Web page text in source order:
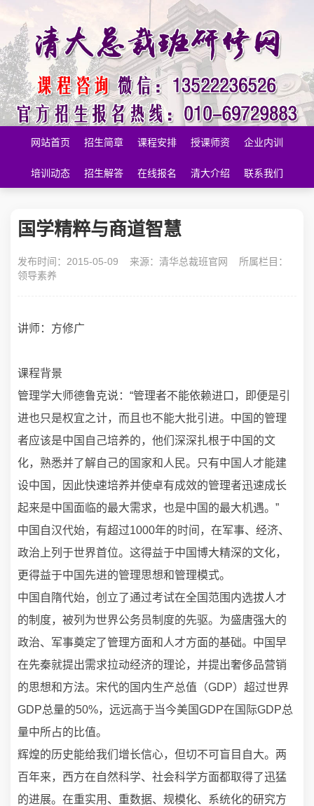
网站首页 招生简章 课程安排 授课师资 企业内训
培训动态 招生解答 在线报名 清大介绍 联系我们
国学精粹与商道智慧
发布时间：2015-05-09 来源： 清华总裁班官网
所属栏目：
领导素养
讲师：方修广
课程背景
管理学大师德鲁克说：“管理者不能依赖进口，即便是引
进也只是权宜之计，而且也不能大批引进。中国的管理
者应该是中国自己培养的，他们深深扎根于中国的文
化，熟悉并了解自己的国家和人民。只有中国人才能建
设中国，因此快速培养并使卓有成效的管理者迅速成长
起来是中国面临的最大需求，也是中国的最大机遇。”
中国自汉代始，有超过1000年的时间，在军事、经济、
政治上列于世界首位。这得益于中国博大精深的文化，
更得益于中国先进的管理思想和管理模式。
中国自隋代始，创立了通过考试在全国范围内选拔人才
的制度，被列为世界公务员制度的先驱。为盛唐强大的
政治、军事奠定了管理方面和人才方面的基础。中国早
在先秦就提出需求拉动经济的理论，并提出奢侈品营销
的思想和方法。宋代的国内生产总值（GDP）超过世界
GDP总量的50%，远远高于当今美国GDP在国际GDP总
量中所占的比值。
辉煌的历史能给我们增长信心，但切不可盲目自大。两
百年来，西方在自然科学、社会科学方面都取得了迅猛
的进展。在重实用、重数据、规模化、系统化的研究方